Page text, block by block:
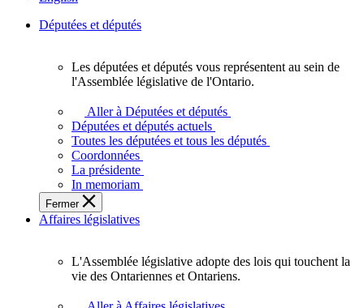
Députées et députés
députés
vous
représentent
sein
de
l'Assemblée
législative
l'Ontario.
Les députées et députés vous représentent au sein de
l'Assemblée législative de l'Ontario.
Aller à Députées et députés
Députées et députés actuels
Toutes les députées et tous les députés
Coordonnées
La présidente
In memoriam
Fermer
Affaires législatives
L'Assemblée
adopte
L'Assemblée législative adopte des lois qui touchent la
vie des Ontariennes et Ontariens.